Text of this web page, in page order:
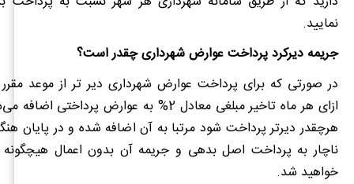
نمایید.
جریمه دیرکرد پرداخت عوارض شهرداری چقدر است؟
در صورتی که برای پرداخت عوارض شهرداری دیر تر از موعد مقرر
ازای هر ماه تاخیر مبلغی معادل 2% به عوارض
هرچقدر دیرتر پرداخت شود مرتبا به آن اضافه شده و در پایان
ناچار به پرداخت اصل بدهی و جریمه آن بدون اعمال هیچگونه
خواهید شد.